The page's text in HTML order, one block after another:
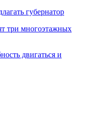
губернатор
три многоэтажных
двигаться и